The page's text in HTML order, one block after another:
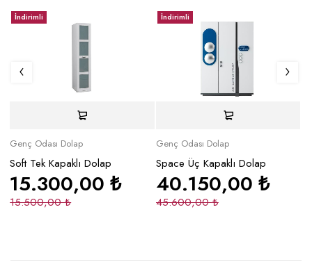
İndirimli
Genç Odası Dolap
Soft Tek Kapaklı Dolap
15.500,00₺
15.300,00₺
İndirimli
Genç Odası Dolap
Space Üç Kapaklı Dolap
45.600,00₺
40.150,00 ₺